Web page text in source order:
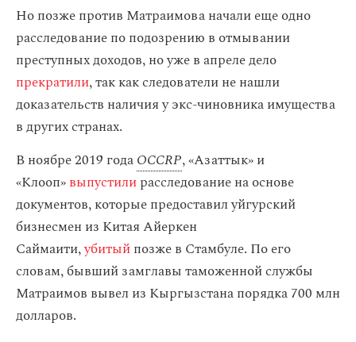
Но позже против Матраимова начали еще одно
расследование по подозрению в отмывании
преступных доходов, но уже в апреле дело
прекратили, так как следователи не нашли
доказательств наличия у экс-чиновника имущества
в других странах.
В ноябре 2019 годаOCCRP, «Азаттык» и
«Клооп»выпустилирасследование на основе
документов, которые предоставил уйгурский
бизнесмен из Китая Айеркен
Саймаити,убитыйпозже в Стамбуле. По его
словам, бывший замглавы таможенной службы
Матраимов вывел из Кыргызстана порядка 700 млн
долларов.